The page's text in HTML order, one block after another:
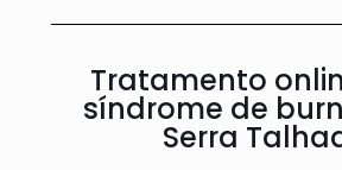
Tratamento
síndrome de
Serra